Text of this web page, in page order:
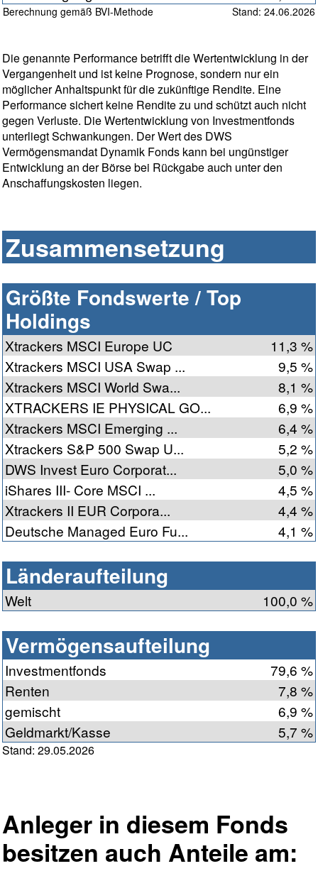
Berechnung gemäß BVI-Methode Stand: 24.06.2026
Die genannte Performance betrifft die Wertentwicklung in der
Vergangenheit und ist keine Prognose, sondern nur ein
möglicher Anhaltspunkt für die zukünftige Rendite. Eine
Performance sichert keine Rendite zu und schützt auch nicht
gegen Verluste. Die Wertentwicklung von Investmentfonds
unterliegt Schwankungen. Der Wert des DWS
Vermögensmandat Dynamik Fonds kann bei ungünstiger
Entwicklung an der Börse bei Rückgabe auch unter den
Anschaffungskosten liegen.
Zusammensetzung
Größte Fondswerte / Top
Holdings
Xtrackers MSCI Europe UC
11,3 %
Xtrackers MSCI USA Swap ...
9,5 %
Xtrackers MSCI World Swa...
8,1 %
XTRACKERS IE PHYSICAL GO...
6,9 %
Xtrackers MSCI Emerging ...
6,4 %
Xtrackers S&P 500 Swap U...
5,2 %
DWS Invest Euro Corporat...
5,0 %
iShares III- Core MSCI ...
4,5 %
Xtrackers II EUR Corpora...
4,4 %
Deutsche Managed Euro Fu...
4,1 %
Länderaufteilung
Welt 100,0 %
Vermögensaufteilung
Investmentfonds
79,6 %
Renten
7,8 %
gemischt
6,9 %
Geldmarkt/Kasse
5,7 %
Stand: 29.05.2026
Anleger in diesem Fonds
besitzen auch Anteile am: